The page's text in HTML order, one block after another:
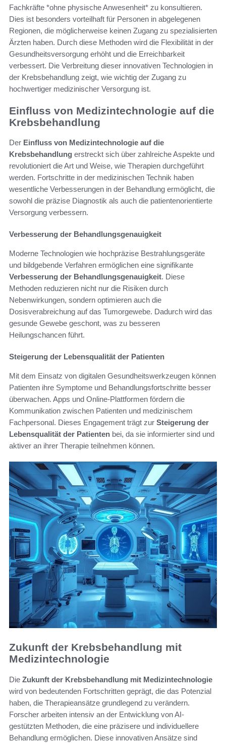
Fachkräfte *ohne physische Anwesenheit* zu konsultieren.
Dies ist besonders vorteilhaft für Personen in abgelegenen
Regionen, die möglicherweise keinen Zugang zu spezialisierten
Ärzten haben. Durch diese Methoden wird die Flexibilität in der
Gesundheitsversorgung erhöht und die Erreichbarkeit
verbessert. Die Verbreitung dieser innovativen Technologien in
der Krebsbehandlung zeigt, wie wichtig der Zugang zu
hochwertiger medizinischer Versorgung ist.
Einfluss von Medizintechnologie auf die
Krebsbehandlung
Der Einfluss von Medizintechnologie auf die
Krebsbehandlung erstreckt sich über zahlreiche Aspekte und
revolutioniert die Art und Weise, wie Therapien durchgeführt
werden. Fortschritte in der medizinischen Technik haben
wesentliche Verbesserungen in der Behandlung ermöglicht, die
sowohl die präzise Diagnostik als auch die patientenorientierte
Versorgung verbessern.
Verbesserung der Behandlungsgenauigkeit
Moderne Technologien wie hochpräzise Bestrahlungsgeräte
und bildgebende Verfahren ermöglichen eine signifikante
Verbesserung der Behandlungsgenauigkeit. Diese
Methoden reduzieren nicht nur die Risiken durch
Nebenwirkungen, sondern optimieren auch die
Dosisverabreichung auf das Tumorgewebe. Dadurch wird das
gesunde Gewebe geschont, was zu besseren
Heilungschancen führt.
Steigerung der Lebensqualität der Patienten
Mit dem Einsatz von digitalen Gesundheitswerkzeugen können
Patienten ihre Symptome und Behandlungsfortschritte besser
überwachen. Apps und Online-Plattformen fördern die
Kommunikation zwischen Patienten und medizinischem
Fachpersonal. Dieses Engagement trägt zur Steigerung der
Lebensqualität der Patienten bei, da sie informierter sind und
aktiver an ihrer Therapie teilnehmen können.
Zukunft der Krebsbehandlung mit
Medizintechnologie
Die Zukunft der Krebsbehandlung mit Medizintechnologie
wird von bedeutenden Fortschritten geprägt, die das Potenzial
haben, die Therapieansätze grundlegend zu verändern.
Forscher arbeiten intensiv an der Entwicklung von AI-
gestützten Methoden, die eine präzisere und individuellere
Behandlung ermöglichen. Diese innovativen Ansätze sind